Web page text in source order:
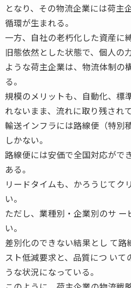
となり、その物流企業には荷主
循環が生まれる。
一方、自社の老朽化した資産に
旧態依然とした状態で、個人の
ような荷主企業は、物流体制の
る。
規模のメリットも、自動化、標
れないまま、流れに取り残され
輸送インフラには路線便（特別
しかない。
路線便には安価で全国対応がで
ある。
リードタイムも、かろうじてク
い。
ただし、業種別・企業別のサ ー
い。
差別化のできない結果とし て路
スト低減要求と、品質につ いて
うな状況になっている。